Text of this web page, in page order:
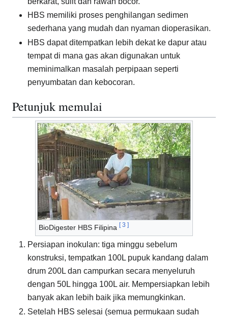
HBS memiliki proses penghilangan sedimen
sederhana yang mudah dan nyaman dioperasikan.
HBS dapat ditempatkan lebih dekat ke dapur atau
tempat di mana gas akan digunakan untuk
meminimalkan masalah perpipaan seperti
penyumbatan dan kebocoran.
Petunjuk memulai
BioDigester HBS Filipina [3 ]
Persiapan inokulan: tiga minggu sebelum
konstruksi, tempatkan 100L pupuk kandang dalam
drum 200L dan campurkan secara menyeluruh
dengan 50L hingga 100L air. Mempersiapkan lebih
banyak akan lebih baik jika memungkinkan.
Setelah HBS selesai (semua permukaan sudah